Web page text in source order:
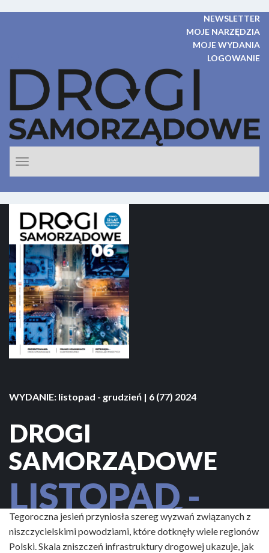
NEWSLETTER
MOJE NARZĘDZIA
MOJE WYDANIA
LOGOWANIE
nawigacje
WYDANIE: listopad - grudzień | 6 (77) 2024
DROGI
SAMORZĄDOWE
LISTOPAD -
GRUDZIEŃ
Tegoroczna jesień przyniosła szereg wyzwań związanych z
niszczycielskimi powodziami, które dotknęły wiele regionów
Polski. Skala zniszczeń infrastruktury drogowej ukazuje, jak